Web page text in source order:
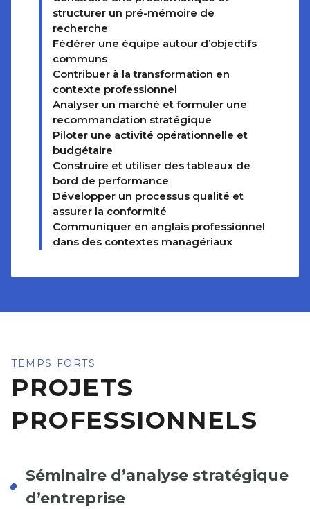
structurer un pré-mémoire de
recherche
Fédérer une équipe autour d’objectifs
communs
Contribuer à la transformation en
contexte professionnel
Analyser un marché et formuler une
recommandation stratégique
Piloter une activité opérationnelle et
budgétaire
Construire et utiliser des tableaux de
bord de performance
Développer un processus qualité et
assurer la conformité
Communiquer en anglais professionnel
dans des contextes managériaux
TEMPS FORTS
PROJETS
PROFESSIONNELS
Séminaire d’analyse stratégique
d’entreprise